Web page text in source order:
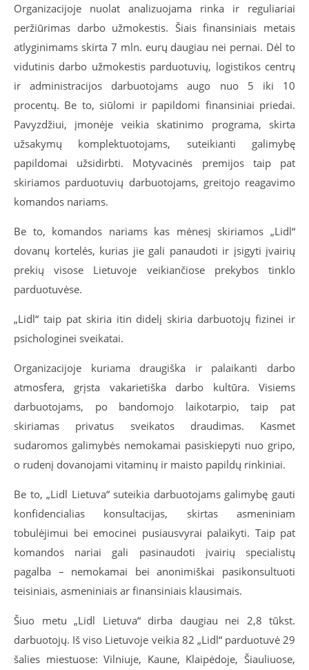
Organizacijoje nuolat analizuojama rinka ir reguliariai
peržiūrimas darbo užmokestis. Šiais finansiniais metais
atlyginimams skirta 7 mln. eurų daugiau nei pernai. Dėl to
vidutinis darbo užmokestis parduotuvių, logistikos centrų
ir administracijos darbuotojams augo nuo 5 iki 10
procentų. Be to, siūlomi ir papildomi finansiniai priedai.
Pavyzdžiui, įmonėje veikia skatinimo programa, skirta
užsakymų komplektuotojams, suteikianti galimybę
papildomai užsidirbti. Motyvacinės premijos taip pat
skiriamos parduotuvių darbuotojams, greitojo reagavimo
komandos nariams.
Be to, komandos nariams kas mėnesį skiriamos „Lidl“
dovanų kortelės, kurias jie gali panaudoti ir įsigyti įvairių
prekių visose Lietuvoje veikiančiose prekybos tinklo
parduotuvėse.
„Lidl“ taip pat skiria itin didelį skiria darbuotojų fizinei ir
psichologinei sveikatai.
Organizacijoje kuriama draugiška ir palaikanti darbo
atmosfera, grįsta vakarietiška darbo kultūra. Visiems
darbuotojams, po bandomojo laikotarpio, taip pat
skiriamas privatus sveikatos draudimas. Kasmet
sudaromos galimybės nemokamai pasiskiepyti nuo gripo,
o rudenį dovanojami vitaminų ir maisto papildų rinkiniai.
Be to, „Lidl Lietuva“ suteikia darbuotojams galimybę gauti
konfidencialias konsultacijas, skirtas asmeniniam
tobulėjimui bei emocinei pusiausvyrai palaikyti. Taip pat
komandos nariai gali pasinaudoti įvairių specialistų
pagalba – nemokamai bei anonimiškai pasikonsultuoti
teisiniais, asmeniniais ar finansiniais klausimais.
Šiuo metu „Lidl Lietuva“ dirba daugiau nei 2,8 tūkst.
darbuotojų. Iš viso Lietuvoje veikia 82 „Lidl“ parduotuvė 29
šalies miestuose: Vilniuje, Kaune, Klaipėdoje, Šiauliuose,